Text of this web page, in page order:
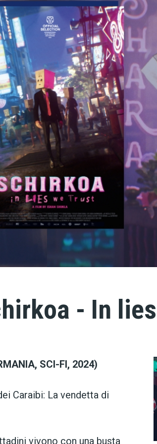
- In
SCI-FI, 2024)
Caraibi: La vendetta di
vivono con una busta